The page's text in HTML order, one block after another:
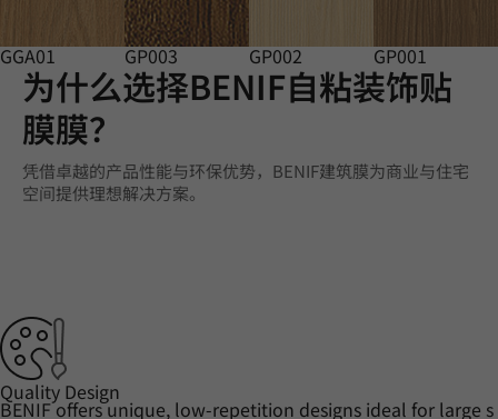
GGA01 GP003 GP002 GP001
为什么选择BENIF自粘装饰贴
膜膜？
凭借卓越的产品性能与环保优势，BENIF建筑膜为商业与住宅
空间提供理想解决方案。
Quality Design
BENIF offers unique, low-repetition designs ideal for large s